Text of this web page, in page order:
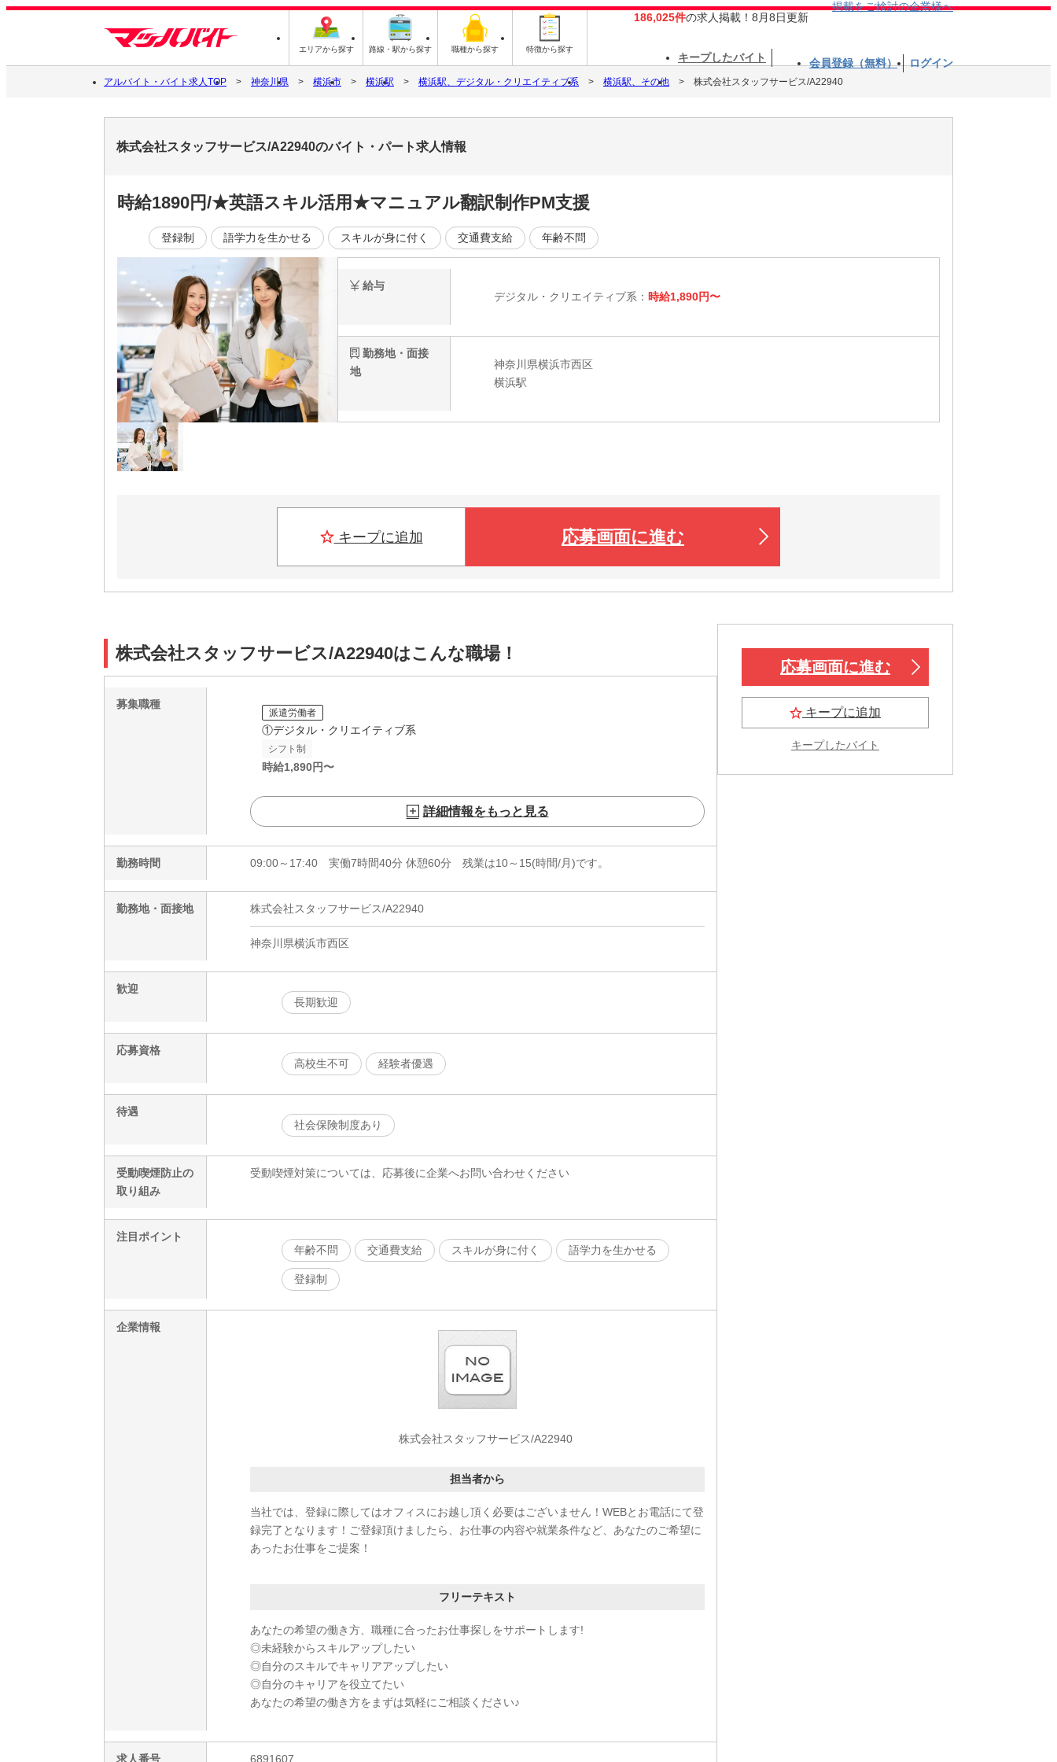
エリアから探す 路線・駅から探す 職種から探す 特徴から探す
186,025件の求人掲載！8月8日更新
掲載をご検討の企業様へ
キープしたバイト 会員登録（無料） ログイン
アルバイト・バイト求人TOP 神奈川県 横浜市 横浜駅 横浜駅、デジタル・クリエイティブ系 横浜駅、その他 株式会社スタッフサービス/A22940
株式会社スタッフサービス/A22940のバイト・パート求人情報
時給1890円/★英語スキル活用★マニュアル翻訳制作PM支援
登録制 語学力を生かせる スキルが身に付く 交通費支給 年齢不問
給与
デジタル・クリエイティブ系： 時給1,890円〜
勤務地・面接
地
神奈川県横浜市西区
横浜駅
キープに追加 応募画面に進む
株式会社スタッフサービス/A22940はこんな職場！
募集職種
派遣労働者
①デジタル・クリエイティブ系
シフト制
時給1,890円〜
詳細情報をもっと見る
勤務時間 09:00～17:40 実働7時間40分 休憩60分 残業は10～15(時間/月)です。
勤務地・面接地 株式会社スタッフサービス/A22940
神奈川県横浜市西区
歓迎
長期歓迎
応募資格
高校生不可
経験者優遇
待遇
社会保険制度あり
受動喫煙防止の
取り組み
受動喫煙対策については、応募後に企業へお問い合わせください
注目ポイント
年齢不問
交通費支給 スキルが身に付く 語学力を生かせる
登録制
企業情報
株式会社スタッフサービス/A22940
担当者から
当社では、登録に際してはオフィスにお越し頂く必要はございません！WEBとお電話にて登
録完了となります！ご登録頂けましたら、お仕事の内容や就業条件など、あなたのご希望に
あったお仕事をご提案！
フリーテキスト
あなたの希望の働き方、職種に合ったお仕事探しをサポートします!
◎未経験からスキルアップしたい
◎自分のスキルでキャリアアップしたい
◎自分のキャリアを役立てたい
あなたの希望の働き方をまずは気軽にご相談ください♪
求人番号 6891607
応募画面に進む
キープに追加
キープしたバイト